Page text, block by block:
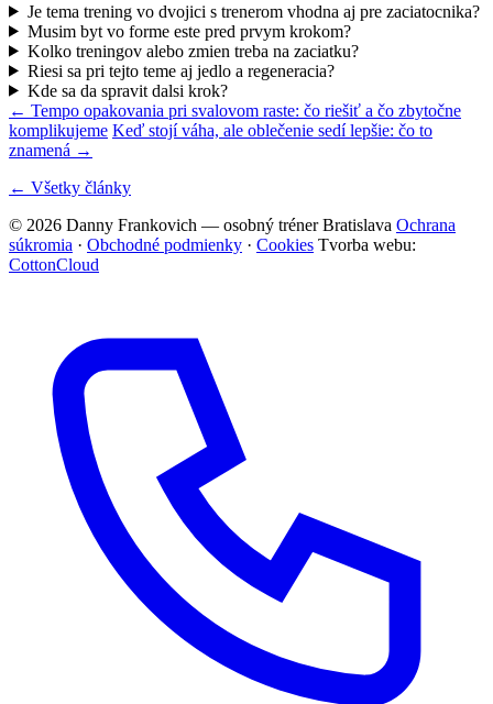
Je tema trening vo dvojici s trenerom vhodna aj pre zaciatocnika?
Musim byt vo forme este pred prvym krokom?
Kolko treningov alebo zmien treba na zaciatku?
Riesi sa pri tejto teme aj jedlo a regeneracia?
Kde sa da spravit dalsi krok?
← Tempo opakovania pri svalovom raste: čo riešiť a čo zbytočne
komplikujeme Keď stojí váha, ale oblečenie sedí lepšie: čo to
znamená →
← Všetky články
© 2026 Danny Frankovich — osobný tréner Bratislava Ochrana
súkromia · Obchodné podmienky · Cookies Tvorba webu:
CottonCloud